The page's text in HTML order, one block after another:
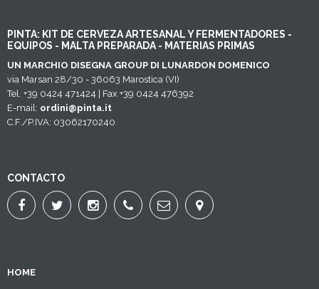
PINTA: KIT DE CERVEZA ARTESANAL Y FERMENTADORES -
EQUIPOS - MALTA PREPARADA - MATERIAS PRIMAS
UN MARCHIO DISEGNA GROUP DI LUNARDON DOMENICO
via Marsan 28/30 - 36063 Marostica (VI)
Tel. +39 0424 471424 | Fax +39 0424 476392
E-mail: ordini@pinta.it
C.F./P.IVA: 03062170240
CONTACTO
HOME